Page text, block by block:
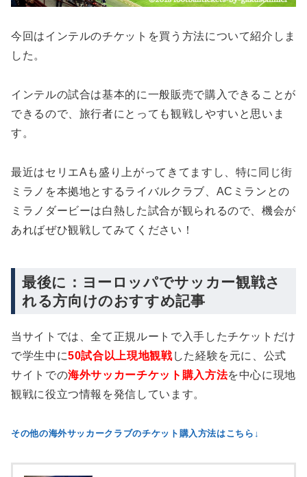
今回はインテルのチケットを買う方法について紹介しま
した。
インテルの試合は基本的に一般販売で購入できることが
できるので、旅行者にとっても観戦しやすいと思いま
す。
最近はセリエAも盛り上がってきてますし、特に同じ街
ミラノを本拠地とするライバルクラブ、ACミランとの
ミラノダービーは白熱した試合が観られるので、機会が
あればぜひ観戦してみてください！
最後に：ヨーロッパでサッカー観戦さ
れる方向けのおすすめ記事
当サイトでは、全て正規ルートで入手したチケットだけ
で学生中に50試合以上現地観戦した経験を元に、公式
サイトでの海外サッカーチケット購入方法を中心に現地
観戦に役立つ情報を発信しています。
その他の海外サッカークラブのチケット購入方法はこちら↓